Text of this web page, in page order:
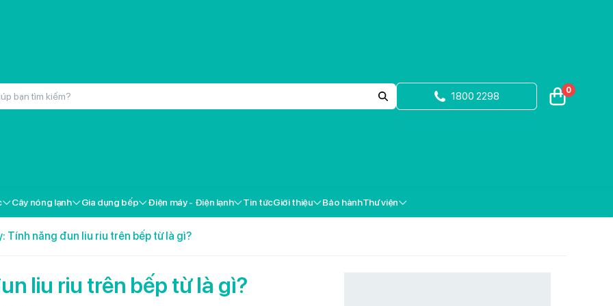
1800 2298 0
Cây nóng lạnh Gia dụng bếp Điện máy - Điện lạnh Tin tứcGiới thiệu Bảo hànhThư viện
Tính năng đun liu riu trên bếp từ là gì?
liu riu trên bếp từ là gì?